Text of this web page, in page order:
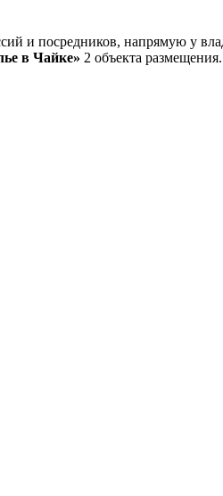
и посредников, напрямую у
в Чайке» 2 объекта размещения.